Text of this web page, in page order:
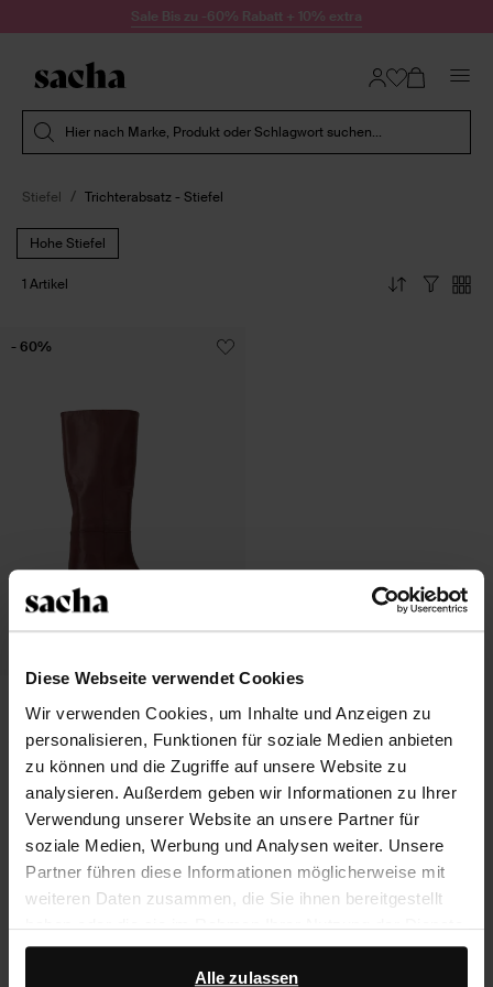
Diese Webseite verwendet Cookies
Wir verwenden Cookies, um Inhalte und Anzeigen zu
personalisieren, Funktionen für soziale Medien anbieten
zu können und die Zugriffe auf unsere Website zu
analysieren. Außerdem geben wir Informationen zu Ihrer
Verwendung unserer Website an unsere Partner für
soziale Medien, Werbung und Analysen weiter. Unsere
Partner führen diese Informationen möglicherweise mit
weiteren Daten zusammen, die Sie ihnen bereitgestellt
haben oder die sie im Rahmen Ihrer Nutzung der Dienste
gesammelt haben.
Alle zulassen
Zum Inhalt springenSale Bis zu -60% Rabatt + 10% extra
Hier nach Marke, Produkt oder Schlagwort suchen...
Stiefel Trichterabsatz - Stiefel
Hohe Stiefel
1 Artikel
176.00
70.40
- 60%
Über Sacha
Versand und Lieferung